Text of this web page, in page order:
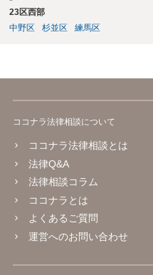
23区西部
中野区
杉並区 練馬区
ココナラ法律相談について
ココナラ法律相談とは
法律Q&A
法律相談コラム
ココナラとは
よくあるご質問
運営へのお問い合わせ